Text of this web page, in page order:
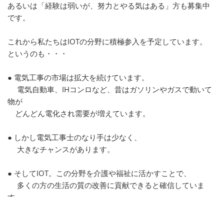
あるいは「経験は弱いが、努力とやる気はある」方も募集中
です。
これから私たちはIOTの分野に積極参入を予定しています。
というのも・・・
● 電気工事の市場は拡大を続けています。
電気自動車、IHコンロなど、昔はガソリンやガスで動いて
物が
どんどん電化され需要が増えています。
● しかし電気工事士のなり手は少なく、
大きなチャンスがあります。
● そしてIOT。この分野を介護や福祉に活かすことで、
多くの方の生活の質の改善に貢献できると確信していま